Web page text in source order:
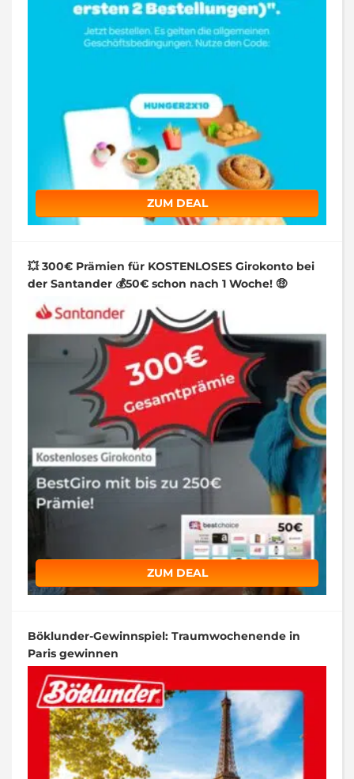
ZUM DEAL
💥 300€ Prämien für KOSTENLOSES Girokonto bei
der Santander 💰50€ schon nach 1 Woche! 🤑
ZUM DEAL
Böklunder-Gewinnspiel: Traumwochenende in
Paris gewinnen